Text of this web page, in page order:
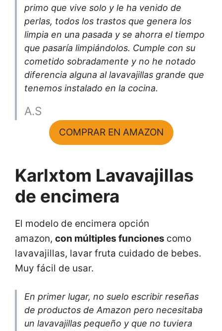
primo que vive solo y le ha venido de
perlas, todos los trastos que genera los
limpia en una pasada y se ahorra el tiempo
que pasaría limpiándolos. Cumple con su
cometido sobradamente y no he notado
diferencia alguna al lavavajillas grande que
tenemos instalado en la cocina.
A.S
COMPRAR EN AMAZON
Karlxtom Lavavajillas
de encimera
El modelo de encimera opción
amazon, con múltiples funciones como
lavavajillas, lavar fruta cuidado de bebes.
Muy fácil de usar.
En primer lugar, no suelo escribir reseñas
de productos de Amazon pero necesitaba
un lavavajillas pequeño y que no tuviera